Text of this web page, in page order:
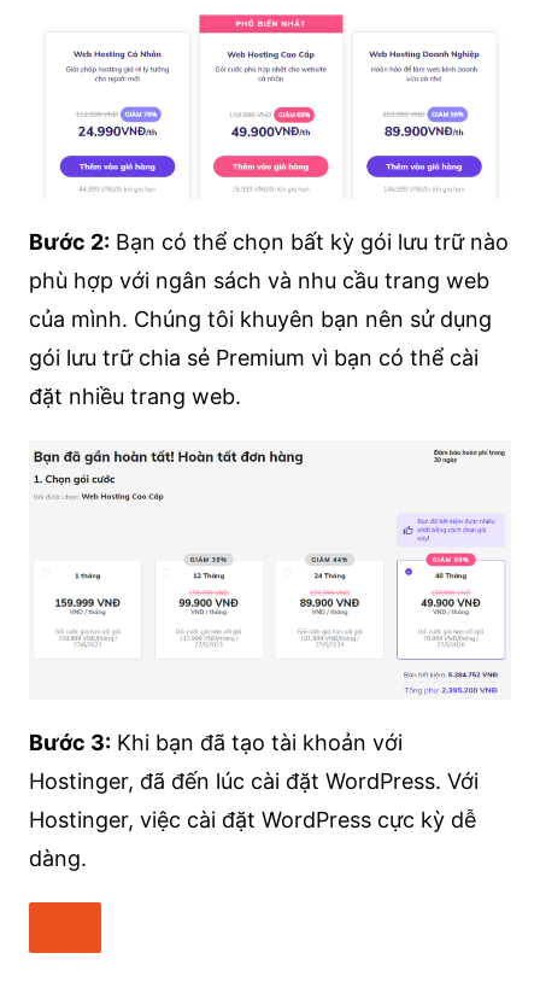
Bước 2:Bạn có thể chọn bất kỳ gói lưu trữ nào
phù hợp với ngân sách và nhu cầu trang web
của mình. Chúng tôi khuyên bạn nên sử dụng
gói lưu trữ chia sẻ Premium vì bạn có thể cài
đặt nhiều trang web.
Bước 3:Khi bạn đã tạo tài khoản với
Hostinger, đã đến lúc cài đặt WordPress. Với
Hostinger, việc cài đặt WordPress cực kỳ dễ
dàng.